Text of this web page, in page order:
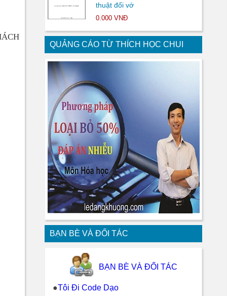
thuật đối vớ
0.000 VNĐ
QUẢNG CÁO TỪ THÍCH HỌC CHUI
BẠN BÈ VÀ ĐỐI TÁC
BẠN BÈ VÀ ĐỐI TÁC
●Tôi Đi Code Dạo